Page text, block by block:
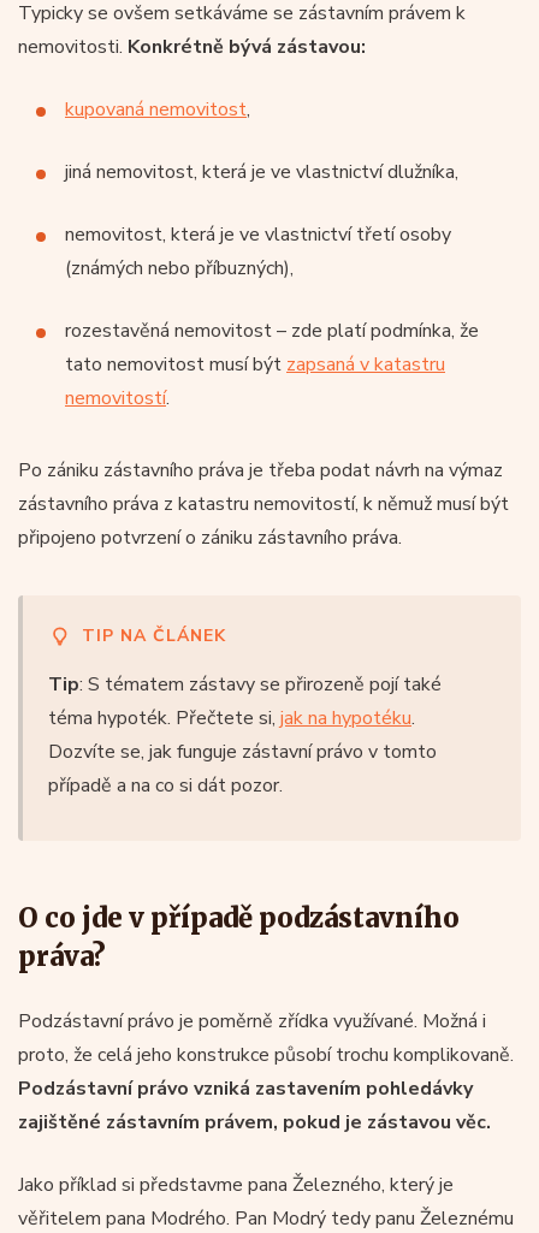
Typicky se ovšem setkáváme se zástavním právem k
nemovitosti. Konkrétně bývá zástavou:
kupovaná nemovitost,
jiná nemovitost, která je ve vlastnictví dlužníka,
nemovitost, která je ve vlastnictví třetí osoby
(známých nebo příbuzných),
rozestavěná nemovitost – zde platí podmínka, že
tato nemovitost musí být zapsaná v katastru
nemovitostí.
Po zániku zástavního práva je třeba podat návrh na výmaz
zástavního práva z katastru nemovitostí, k němuž musí být
připojeno potvrzení o zániku zástavního práva.
TIP NA ČLÁNEK
Tip: S tématem zástavy se přirozeně pojí také
téma hypoték. Přečtete si, jak na hypotéku.
Dozvíte se, jak funguje zástavní právo v tomto
případě a na co si dát pozor.
O co jde v případě podzástavního
práva?
Podzástavní právo je poměrně zřídka využívané. Možná i
proto, že celá jeho konstrukce působí trochu komplikovaně.
Podzástavní právo vzniká zastavením pohledávky
zajištěné zástavním právem, pokud je zástavou věc.
Jako příklad si představme pana Železného, který je
věřitelem pana Modrého. Pan Modrý tedy panu Železnému